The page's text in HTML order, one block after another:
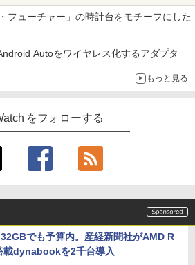
フューチャー」の時計台をモチーフにした
Autoをワイヤレス化するアダプタ
もっと見る
をフォローする
32GBでも予算内。産経新聞社がAMD R
載dynabookを2千台導入